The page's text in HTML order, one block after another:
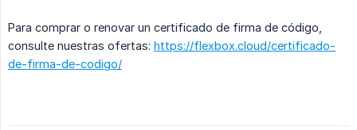
Para comprar o renovar un certificado de firma de código,
consulte nuestras ofertas: https://flexbox.cloud/certificado-
de-firma-de-codigo/